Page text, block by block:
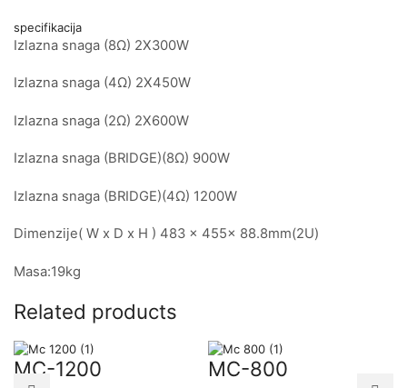
specifikacija
Izlazna snaga (8Ω) 2X300W
Izlazna snaga (4Ω) 2X450W
Izlazna snaga (2Ω) 2X600W
Izlazna snaga (BRIDGE)(8Ω) 900W
Izlazna snaga (BRIDGE)(4Ω) 1200W
Dimenzije( W x D x H ) 483 x 455x 88.8mm(2U)
Masa:19kg
Related products
MC-1200 MC-800